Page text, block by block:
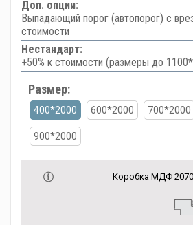
Доп. опции:
Выпадающий порог (автопорог) с
стоимости
Нестандарт:
+50% к стоимости (размеры до
Размер:
400*2000 600*2000 700*2000
900*2000
Коробка МДФ